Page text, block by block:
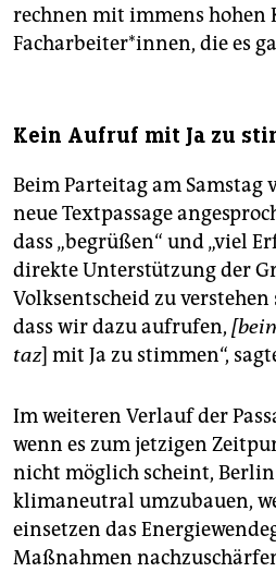
rechnen mit immens hohen
Facharbeiter*innen, die es
Kein Aufruf mit Ja zu
Beim Parteitag am Samstag
neue Textpassage
dass „begrüßen“ und „viel
direkte Unterstützung der
Volksentscheid zu
dass wir dazu aufrufen,
taz] mit Ja zu stimmen“,
Im weiteren Verlauf der
wenn es zum jetzigen
nicht möglich scheint,
klimaneutral umzubauen,
einsetzen das
Maßnahmen